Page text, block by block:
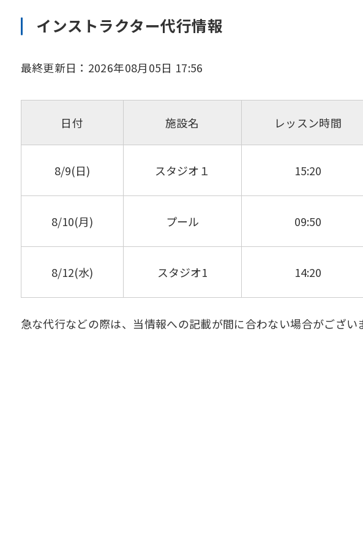
インストラクター代行情報
最終更新日：2026年08月05日 17:56
日付 施設名 レッスン時間
8/9(日) スタジオ１ 15:20
8/10(月) プール 09:50
8/12(水) スタジオ1 14:20
急な代行などの際は、当情報への記載が間に合わない場合がござい